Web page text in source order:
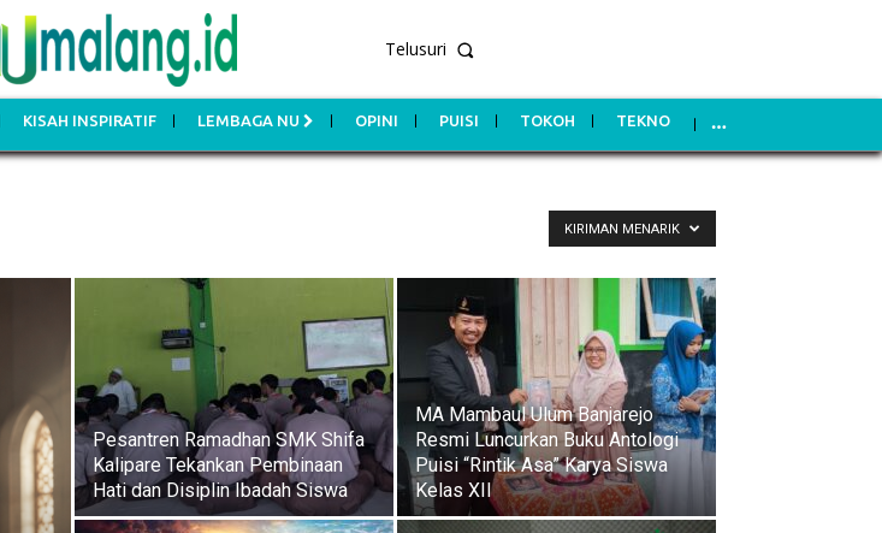
Telusuri
KISAH INSPIRATIF LEMBAGA NU OPINI PUISI TOKOH TEKNO
KIRIMAN MENARIK
Pesantren Ramadhan SMK Shifa
Kalipare Tekankan Pembinaan
Hati dan Disiplin Ibadah Siswa
MA Mambaul Ulum Banjarejo
Resmi Luncurkan Buku Antologi
Puisi “Rintik Asa” Karya Siswa
Kelas XII